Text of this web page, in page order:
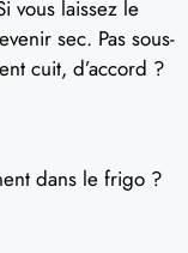
vous laissez le
sec. Pas sous-
cuit, d’accord ?
dans le frigo ?